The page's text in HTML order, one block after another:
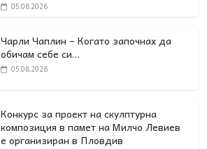
05.08.2026
Чарли Чаплин – Когато започнах да
обичам себе си…
05.08.2026
Конкурс за проект на скулптурна
композиция в памет на Милчо Левиев
е организиран в Пловдив